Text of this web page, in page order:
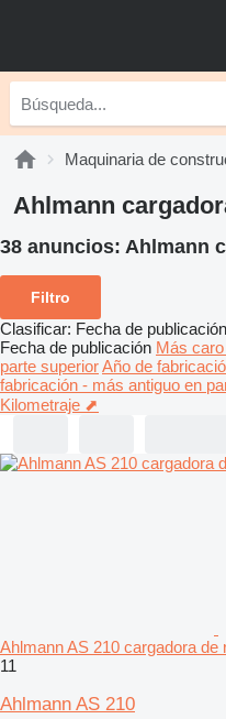
Maquinaria de
Ahlmann
38 anuncios: Ahlmann
Filtro
Clasificar: Fecha de publicación
Fecha de publicación Más
parte superiorAño de
fabricación - más antiguo en
Kilometraje ⬈
Ahlmann AS 210 cargadora de
11
Ahlmann AS 210